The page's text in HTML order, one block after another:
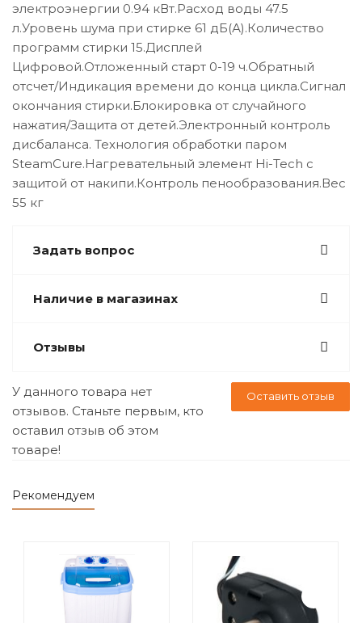
электроэнергии 0.94 кВт.Расход воды 47.5
л.Уровень шума при стирке 61 дБ(А).Количество
программ стирки 15.Дисплей
Цифровой.Отложенный старт 0-19 ч.Обратный
отсчет/Индикация времени до конца цикла.Сигнал
окончания стирки.Блокировка от случайного
нажатия/Защита от детей.Электронный контроль
дисбаланса. Технология обработки паром
SteamCure.Нагревательный элемент Hi-Tech с
защитой от накипи.Контроль пенообразования.Вес
55 кг
Задать вопрос
Наличие в магазинах
Отзывы
Оставить отзыв
У данного товара нет
отзывов. Станьте первым, кто
оставил отзыв об этом
товаре!
Рекомендуем